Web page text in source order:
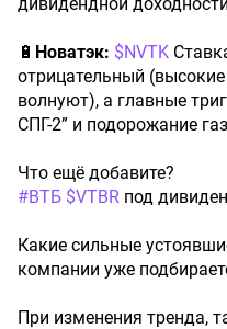
🔋 Новатэк: $NVTK
отрицательный
волнуют), а главные
СПГ-2” и подорожание
Что ещё добавите?
#ВТБ $VTBR под
Какие​ сильные
компании уже
При изменения тренда,